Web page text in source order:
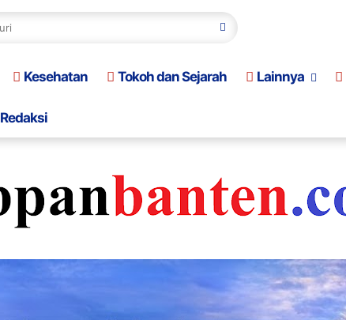
Kesehatan Tokoh dan Sejarah Lainnya
Redaksi